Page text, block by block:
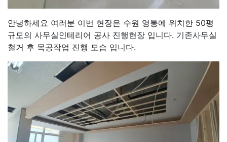
안녕하세요 여러분 이번 현장은 수원 영통에 위치한 50평
규모의 사무실인테리어 공사 진행현장 입니다. 기존사무실
철거 후 목공작업 진행 모습 입니다.